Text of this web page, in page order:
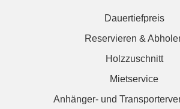
Dauertiefpreis
Reservieren &
Holzzuschnitt
Mietservice
Anhänger- und